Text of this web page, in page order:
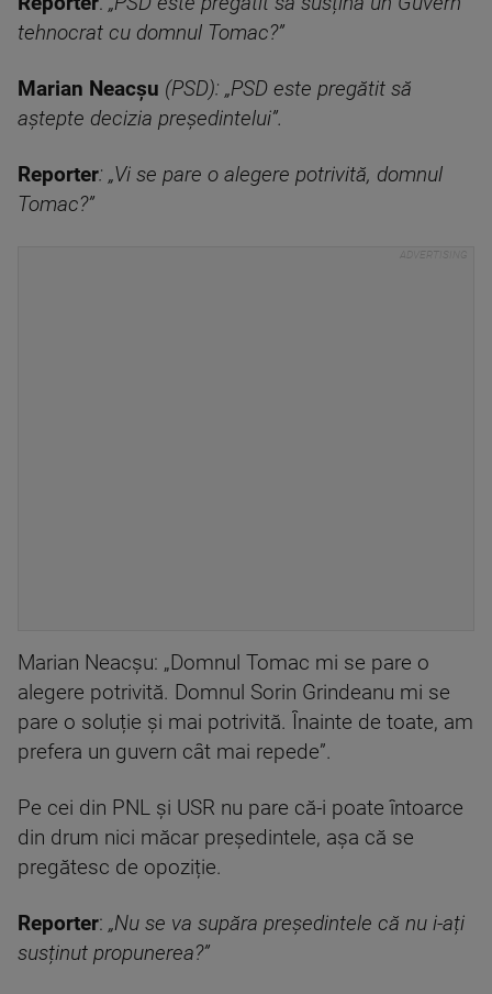
tehnocrat cu domnul Tomac?”
Marian Neacșu (PSD): „PSD este pregătit să
aștepte decizia președintelui”.
Reporter: „Vi se pare o alegere potrivită, domnul
Tomac?”
Marian Neacșu: „Domnul Tomac mi se pare o
alegere potrivită. Domnul Sorin Grindeanu mi se
pare o soluție și mai potrivită. Înainte de toate, am
prefera un guvern cât mai repede”.
Pe cei din PNL și USR nu pare că-i poate întoarce
din drum nici măcar președintele, așa că se
pregătesc de opoziție.
Reporter: „Nu se va supăra președintele că nu i-ați
susținut propunerea?”